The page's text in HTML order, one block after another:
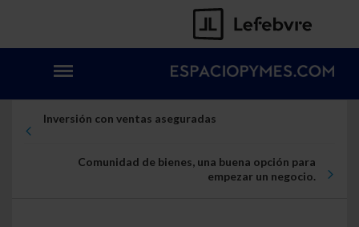
Inversión con ventas aseguradas
Comunidad de bienes, una buena opción para
empezar un negocio.